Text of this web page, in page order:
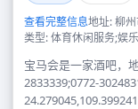
查看完整信息地址: 柳
类型: 体育休闲服务;娱
宝马会是一家酒吧，
2833339;0772-